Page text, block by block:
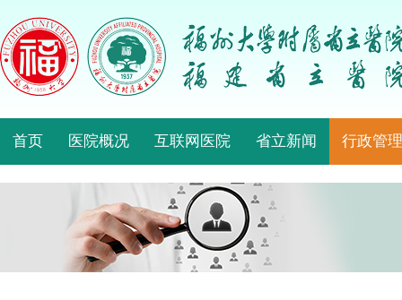
首页 医院概况 互联网医院 省立新闻 行政管理